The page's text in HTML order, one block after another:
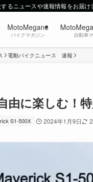
るニュースや速報情報をお届け
MotoMegane
バイクマガジン 自動車
電動バイクニュース 速報
由に楽しむ！
S1-500X 2024年1月9日